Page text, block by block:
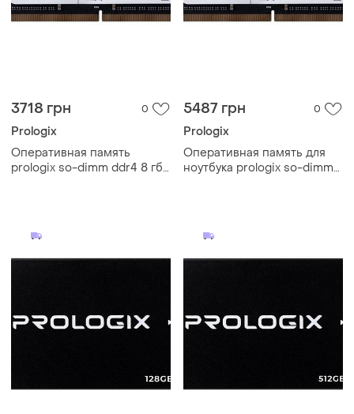
3718 грн 0
Prologix
Оперативная память
prologix so-dimm ddr4 8 гб
5487 грн 0
Prologix
Оперативная память для
ноутбука prologix so-dimm